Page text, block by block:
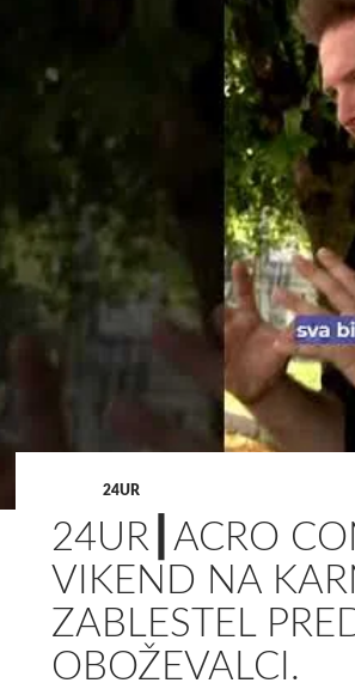
24UR
24UR┃ACRO
VIKEND NA
ZABLESTEL
OBOŽEVALCI.